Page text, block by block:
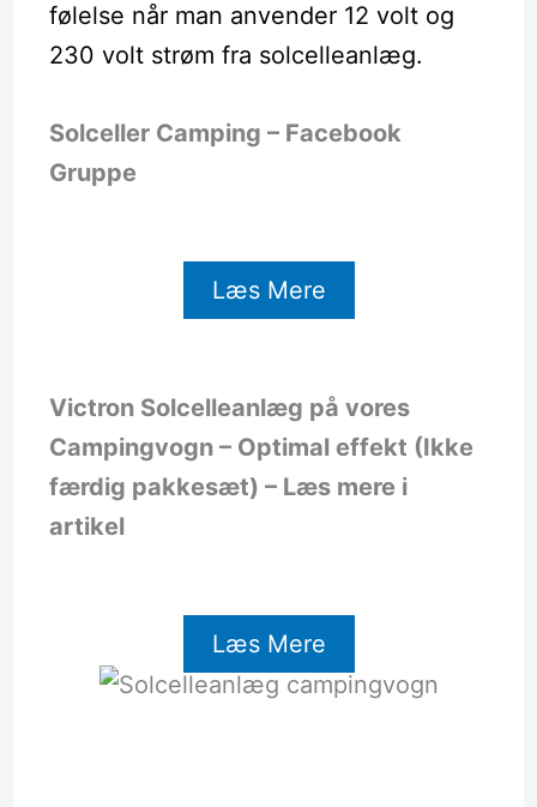
følelse når man anvender 12 volt og
230 volt strøm fra solcelleanlæg.
Solceller Camping – Facebook
Gruppe
Læs Mere
Victron Solcelleanlæg på vores
Campingvogn – Optimal effekt (Ikke
færdig pakkesæt) – Læs mere i
artikel
Læs Mere